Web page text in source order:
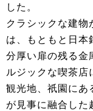
した。
クラシックな建
は、もともと日本
分厚い扉の残る金
ルジックな喫茶
観光地、祇園にあ
が見事に融合した